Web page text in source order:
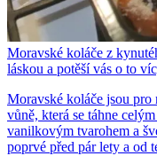
Moravské koláče z
láskou a potěší vás o to
Moravské koláče jsou pro
vůně, která se táhne
vanilkovým tvarohem a
poprvé před pár lety a od